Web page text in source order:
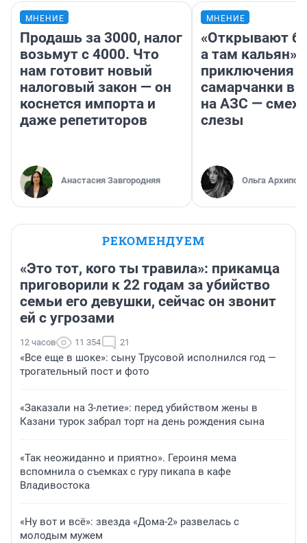
МНЕНИЕ
Продашь за 3000, налог
возьмут с 4000. Что
нам готовит новый
налоговый закон — он
коснется импорта и
даже репетиторов
Анастасия Завгородняя
МНЕНИЕ
«Открывают
а там кальян»:
приключения
самарчанки в
на АЗС — смех
слезы
Ольга Архипова
РЕКОМЕНДУЕМ
«Это тот, кого ты травила»: прикамца
приговорили к 22 годам за убийство
семьи его девушки, сейчас он звонит
ей с угрозами
12 часов 11 354 21
«Все еще в шоке»: сыну Трусовой исполнился год —
трогательный пост и фото
«Заказали на 3-летие»: перед убийством жены в
Казани турок забрал торт на день рождения сына
«Так неожиданно и приятно». Героиня мема
вспомнила о съемках с гуру пикапа в кафе
Владивостока
«Ну вот и всё»: звезда «Дома-2» развелась с
молодым мужем